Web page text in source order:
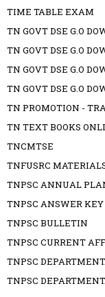
TIME TABLE EXAM
TN GOVT DSE G.O
TN GOVT DSE G.O
TN GOVT DSE G.O
TN GOVT DSE G.O
TN PROMOTION -
TN TEXT BOOKS
TNCMTSE
TNFUSRC
TNPSC ANNUAL
TNPSC ANSWER KEY
TNPSC BULLETIN
TNPSC CURRENT
TNPSC
TNPSC